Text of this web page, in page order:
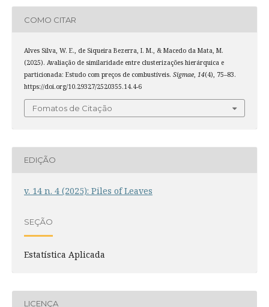
COMO CITAR
Alves Silva, W. E., de Siqueira Bezerra, I. M., & Macedo da Mata, M.
(2025). Avaliação de similaridade entre clusterizações hierárquica e
particionada: Estudo com preços de combustíveis. Sigmae, 14(4), 75–83.
https://doi.org/10.29327/2520355.14.4-6
Fomatos de Citação
EDIÇÃO
v. 14 n. 4 (2025): Piles of Leaves
SEÇÃO
Estatística Aplicada
LICENÇA